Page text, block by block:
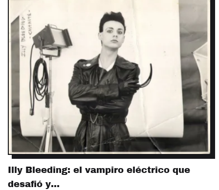
Illy Bleeding: el vampiro eléctrico que
desafió y…